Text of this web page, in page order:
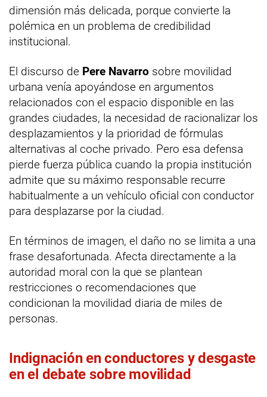
dimensión más delicada, porque convierte la
polémica en un problema de credibilidad
institucional.
El discurso de Pere Navarro sobre movilidad
urbana venía apoyándose en argumentos
relacionados con el espacio disponible en las
grandes ciudades, la necesidad de racionalizar los
desplazamientos y la prioridad de fórmulas
alternativas al coche privado. Pero esa defensa
pierde fuerza pública cuando la propia institución
admite que su máximo responsable recurre
habitualmente a un vehículo oficial con conductor
para desplazarse por la ciudad.
En términos de imagen, el daño no se limita a una
frase desafortunada. Afecta directamente a la
autoridad moral con la que se plantean
restricciones o recomendaciones que
condicionan la movilidad diaria de miles de
personas.
Indignación en conductores y desgaste
en el debate sobre movilidad